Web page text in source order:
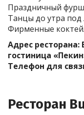
Праздничный
Танцы до утра
Фирменные
Адрес
гостиница
Телефон для
Ресторан